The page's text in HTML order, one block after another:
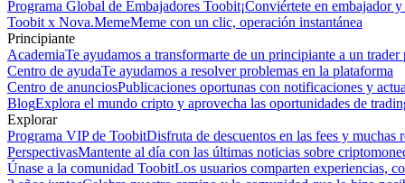
Programa Global de Embajadores Toobit¡Conviértete en embajador
Toobit x Nova.MemeMeme con un clic, operación instantánea
Principiante
AcademiaTe ayudamos a transformarte de un principiante a un trader
Centro de ayudaTe ayudamos a resolver problemas en la plataforma
Centro de anunciosPublicaciones oportunas con notificaciones y
BlogExplora el mundo cripto y aprovecha las oportunidades de
Explorar
Programa VIP de ToobitDisfruta de descuentos en las fees y muchas
PerspectivasMantente al día con las últimas noticias sobre
Únase a la comunidad ToobitLos usuarios comparten experiencias,